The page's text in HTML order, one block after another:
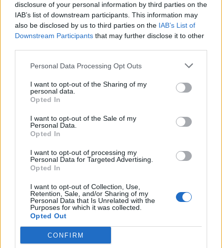
disclosure of your personal information by third parties on the
IAB’s list of downstream participants. This information may
also be disclosed by us to third parties on the IAB’s List of
Downstream Participants that may further disclose it to other
Personal Data Processing Opt Outs
I want to opt-out of the Sharing of my
personal data.
Opted In
I want to opt-out of the Sale of my
Personal Data.
Opted In
I want to opt-out of processing my
Personal Data for Targeted Advertising.
Opted In
I want to opt-out of Collection, Use,
Retention, Sale, and/or Sharing of my
Personal Data that Is Unrelated with the
Purposes for which it was collected.
Opted Out
CONFIRM
Kamarádka:Marie_Rau
Kamarádka:perlickaiii
Kamarádka:Nicolevyn
Říká o mně: